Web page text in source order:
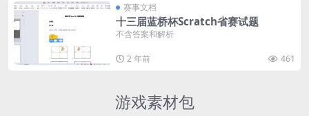
赛事文档
十三届蓝桥杯Scratch省赛试题
不含答案和解析
2 年前 461
游戏素材包